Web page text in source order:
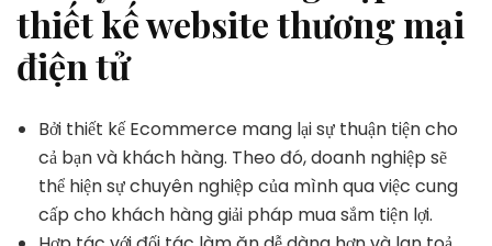
thiết kế website thương mại
điện tử
Bởi thiết kế Ecommerce mang lại sự thuận tiện cho
cả bạn và khách hàng. Theo đó, doanh nghiệp sẽ
thể hiện sự chuyên nghiệp của mình qua việc cung
cấp cho khách hàng giải pháp mua sắm tiện lợi.